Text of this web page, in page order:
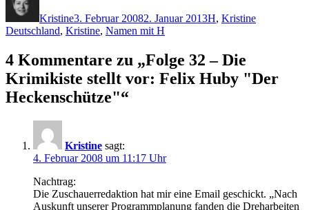
Kristine3. Februar 20082. Januar 2013H, Kristine
Deutschland, Kristine, Namen mit H
4 Kommentare zu „Folge 32 – Die
Krimikiste stellt vor: Felix Huby "Der
Heckenschütze"“
Kristine sagt:
4. Februar 2008 um 11:17 Uhr
Nachtrag:
Die Zuschauerredaktion hat mir eine Email geschickt. „Nach
Auskunft unserer Programmplanung fanden die Dreharbeiten